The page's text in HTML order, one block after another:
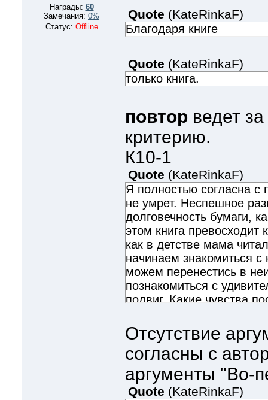
Награды: 60
Замечания: 0%
Статус: Offline
Quote (KateRinkaF)
Благодаря книге
Quote (KateRinkaF)
только книга.
повтор ведет
критерию.
К10-1
Quote (KateRinkaF)
Я полностью согласна с
не умрет. Неспешное
долговечность бумаги,
этом книга
как в детстве мама
начинаем знакомиться
можем перенестись в
познакомиться с
подвиг. Какие чувства
Отсутствие
согласны с
аргументы "Во-
Quote (KateRinkaF)